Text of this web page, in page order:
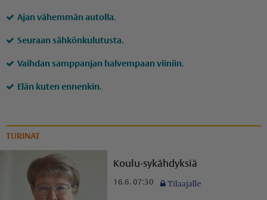
Ajan vähemmän autolla.
Seuraan sähkönkulutusta.
Vaihdan samppanjan halvempaan viiniin.
Elän kuten ennenkin.
TURINAT
Koulu-sykähdyksiä
16.6. 07:30